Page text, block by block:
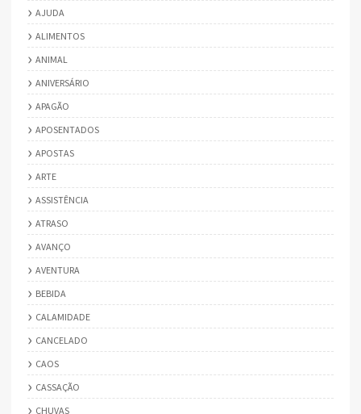
AJUDA
ALIMENTOS
ANIMAL
ANIVERSÁRIO
APAGÃO
APOSENTADOS
APOSTAS
ARTE
ASSISTÊNCIA
ATRASO
AVANÇO
AVENTURA
BEBIDA
CALAMIDADE
CANCELADO
CAOS
CASSAÇÃO
CHUVAS